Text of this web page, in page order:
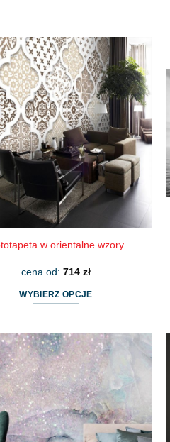
w orientalne wzory
cena od: 714 zł
WYBIERZ OPCJE
ma
wiele
wariantów.
Opcje
można
wybrać